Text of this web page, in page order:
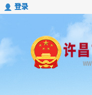
登录